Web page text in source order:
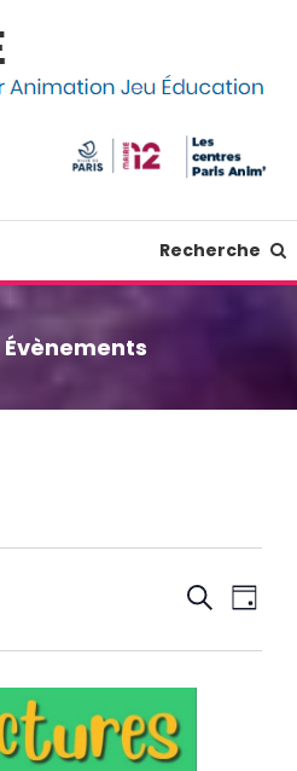
Recherche
Évènements
et
de
Recherche
de
Jour